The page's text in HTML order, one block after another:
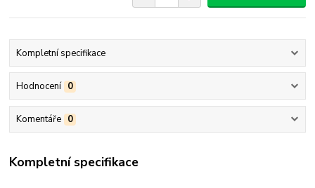
Kompletní specifikace
Hodnocení 0
Komentáře 0
Kompletní specifikace